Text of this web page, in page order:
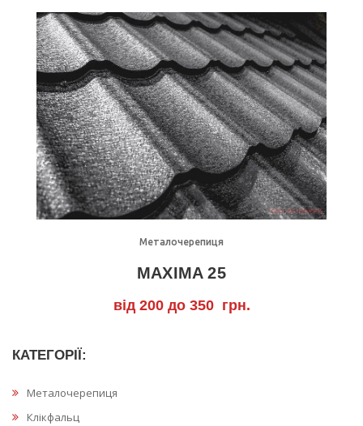
Детально
Металочерепиця
MAXIMA 25
від 200 до 350 грн.
КАТЕГОРІЇ:
Металочерепиця
Клікфальц